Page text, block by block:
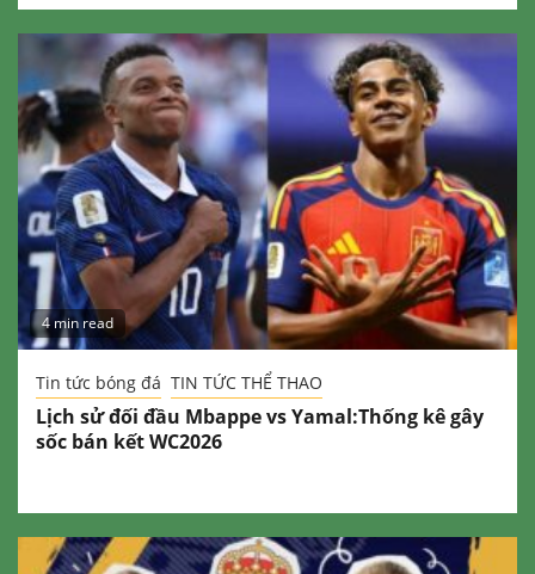
4 min read
Tin tức bóng đá TIN TỨC THỂ THAO
Lịch sử đối đầu Mbappe vs Yamal:Thống kê gây
sốc bán kết WC2026